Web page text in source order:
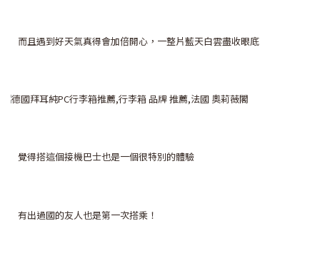
而且遇到好天氣真得會加倍開心，一整片藍天白雲盡收眼底
覺得搭這個接機巴士也是一個很特別的體驗
有出過國的友人也是第一次搭乘！